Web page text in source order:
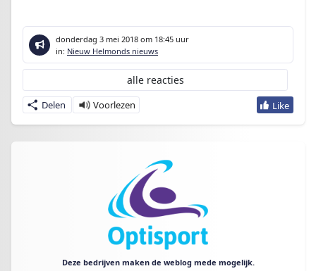
donderdag 3 mei 2018 om 18:45 uur
in: Nieuw Helmonds nieuws
Delen
alle reacties
Deze bedrijven maken de weblog mede mogelijk.